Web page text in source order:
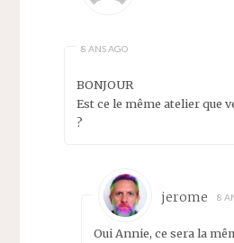
8 ANS AGO
BONJOUR
Est ce le même atelier que
?
jerome 8
Oui Annie, ce sera la